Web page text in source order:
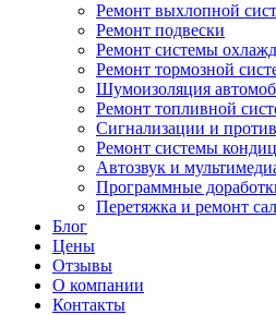
Ремонт выхлопной
Ремонт подвески
Ремонт системы
Ремонт тормозной
Шумоизоляция
Ремонт топливной
Сигнализации и
Ремонт системы
Автозвук и
Программные
Перетяжка и ремонт
Блог
Цены
Отзывы
О компании
Контакты